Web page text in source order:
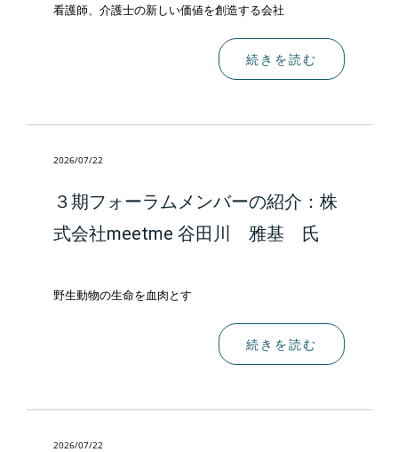
看護師、介護士の新しい価値を創造する会社
続きを読む
2026/07/22
３期フォーラムメンバーの紹介：株
式会社meetme 谷田川 雅基 氏
野生動物の生命を血肉とす
続きを読む
2026/07/22